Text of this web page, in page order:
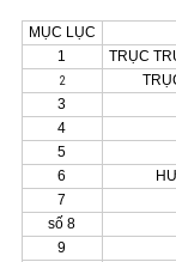
PRIVACY
POLICY
MỤC LỤC
1
TRỤC
2
3
4
5
6
7
số 8
9